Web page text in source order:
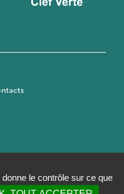
le contrôle sur ce que